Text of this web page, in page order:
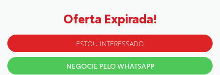
Oferta Expirada!
ESTOU INTERESSADO
NEGOCIE PELO WHATSAPP